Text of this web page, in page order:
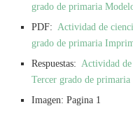
grado de primaria
PDF: Actividad de
grado de primaria
Respuestas: Actividad
Tercer grado de primaria
Imagen: Pagina 1